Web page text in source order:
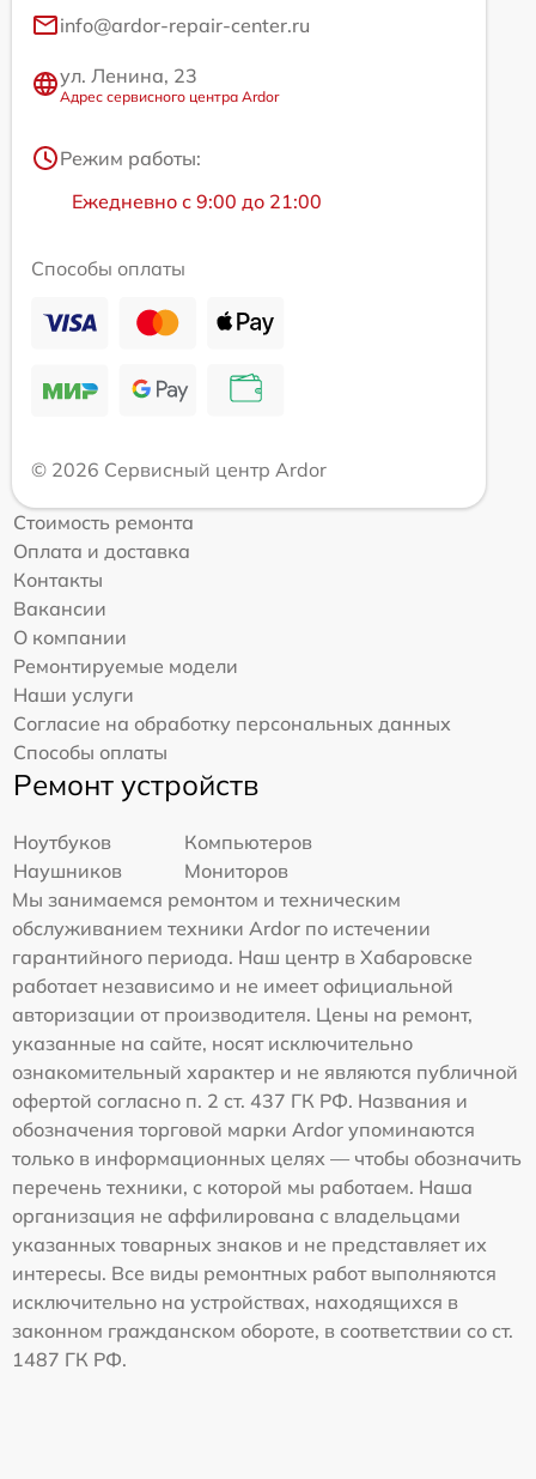
info@ardor-repair-center.ru
ул. Ленина, 23
Адрес сервисного центра Ardor
Режим работы:
Ежедневно с 9:00 до 21:00
Способы оплаты
© 2026 Сервисный центр Ardor
Стоимость ремонта
Оплата и доставка
Контакты
Вакансии
О компании
Ремонтируемые модели
Наши услуги
Согласие на обработку персональных данных
Способы оплаты
Ремонт устройств
Ноутбуков
Компьютеров
Наушников
Мониторов
Мы занимаемся ремонтом и техническим
обслуживанием техники Ardor по истечении
гарантийного периода. Наш центр в Хабаровске
работает независимо и не имеет официальной
авторизации от производителя. Цены на ремонт,
указанные на сайте, носят исключительно
ознакомительный характер и не являются публичной
офертой согласно п. 2 ст. 437 ГК РФ. Названия и
обозначения торговой марки Ardor упоминаются
только в информационных целях — чтобы обозначить
перечень техники, с которой мы работаем. Наша
организация не аффилирована с владельцами
указанных товарных знаков и не представляет их
интересы. Все виды ремонтных работ выполняются
исключительно на устройствах, находящихся в
законном гражданском обороте, в соответствии со ст.
1487 ГК РФ.